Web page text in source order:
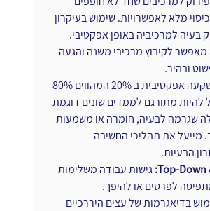
מלא לאפשרויות. שימוש בעיקרון
בעיה למרכיביה באופן אפקטיבי.
מאפשר לקיבוץ מרכיבי משנה והגעה
השקעה אפקטיבית ב 20% המהווים 80%
להיות מתורגם לממדים שונים דוגמת
שגרמה לבעיה, חומרה או משמעות
מייעל את תהליכי החשיבה
הבעיות.
Top-Down גישות עבודה משלימות
לפרטים או להיפך.
בדיאגרמות של עצים היררכיים